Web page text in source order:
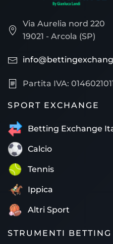
Via Aurelia nord 220
19021 - Arcola (SP)
Partita IVA:
SPORT EXCHANGE
Betting Exchange
Calcio
Tennis
Ippica
Altri Sport
STRUMENTI BETTING